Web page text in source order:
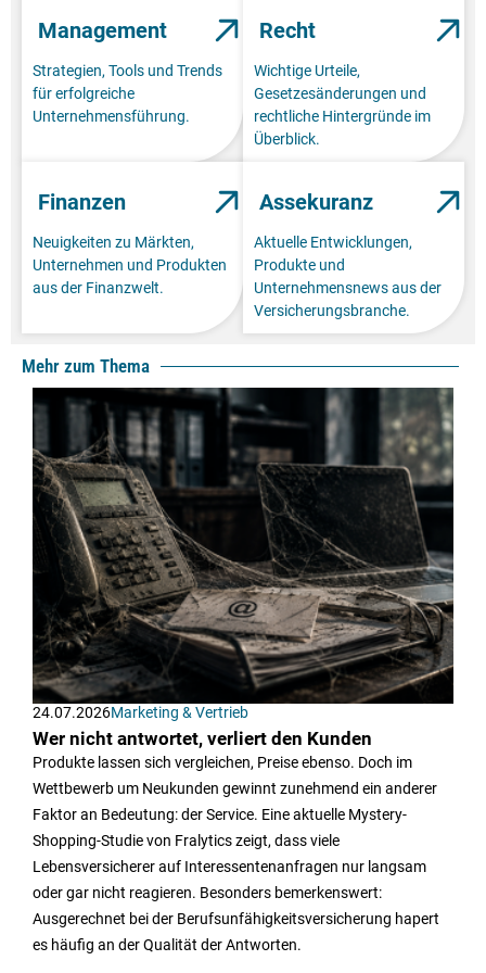
Management
Strategien, Tools und Trends
für erfolgreiche
Unternehmensführung.
Recht
Wichtige Urteile,
Gesetzesänderungen und
rechtliche Hintergründe im
Überblick.
Finanzen
Neuigkeiten zu Märkten,
Unternehmen und Produkten
aus der Finanzwelt.
Assekuranz
Aktuelle Entwicklungen,
Produkte und
Unternehmensnews aus der
Versicherungsbranche.
Mehr zum Thema
24.07.2026Marketing & Vertrieb
Wer nicht antwortet, verliert den Kunden
Produkte lassen sich vergleichen, Preise ebenso. Doch im
Wettbewerb um Neukunden gewinnt zunehmend ein anderer
Faktor an Bedeutung: der Service. Eine aktuelle Mystery-
Shopping-Studie von Fralytics zeigt, dass viele
Lebensversicherer auf Interessentenanfragen nur langsam
oder gar nicht reagieren. Besonders bemerkenswert:
Ausgerechnet bei der Berufsunfähigkeitsversicherung hapert
es häufig an der Qualität der Antworten.